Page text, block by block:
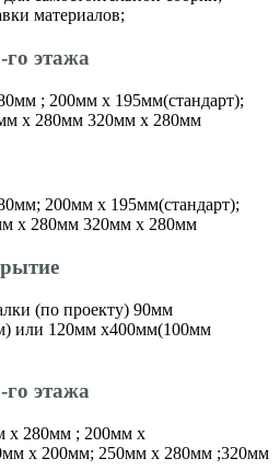
материалов;
этажа
; 200мм х 195мм(стандарт);
х 280мм 320мм х 280мм
200мм х 195мм(стандарт);
х 280мм 320мм х 280мм
(по проекту) 90мм
или 120мм х400мм(100мм
этажа
х 280мм ; 200мм х
х 200мм; 250мм х 280мм ;320мм